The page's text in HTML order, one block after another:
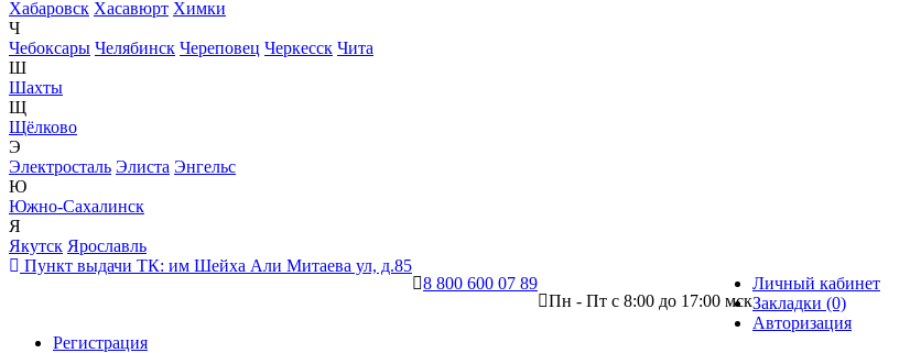
Хабаровск Хасавюрт Химки
Ч
Чебоксары Челябинск Череповец Черкесск Чита
Ш
Шахты
Щ
Щёлково
Э
Электросталь Элиста Энгельс
Ю
Южно-Сахалинск
Я
Якутск Ярославль
Пункт выдачи ТК: им Шейха Али Митаева ул, д.85
8 800 600 07 89
Пн - Пт с 8:00 до 17:00 мск
Личный кабинет
Закладки (0)
Авторизация
Регистрация